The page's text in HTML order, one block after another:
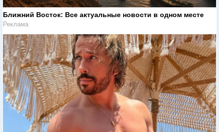
Ближний Восток: Все актуальные новости в одном месте
Реклама